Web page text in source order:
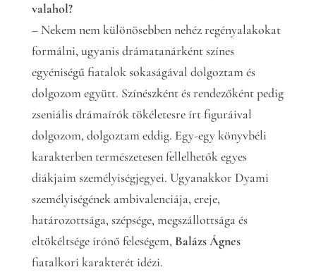
valahol?
– Nekem nem különösebben nehéz regényalakokat
formálni, ugyanis drámatanárként színes
egyéniségű fiatalok sokaságával dolgoztam és
dolgozom együtt. Színészként és rendezőként pedig
zseniális drámaírók tökéletesre írt figuráival
dolgozom, dolgoztam eddig. Egy-egy könyvbéli
karakterben természetesen fellelhetők egyes
diákjaim személyiségjegyei. Ugyanakkor Dyami
személyiségének ambivalenciája, ereje,
határozottsága, szépsége, megszállottsága és
eltökéltsége írónő feleségem, Balázs Ágnes
fiatalkori karakterét idézi.